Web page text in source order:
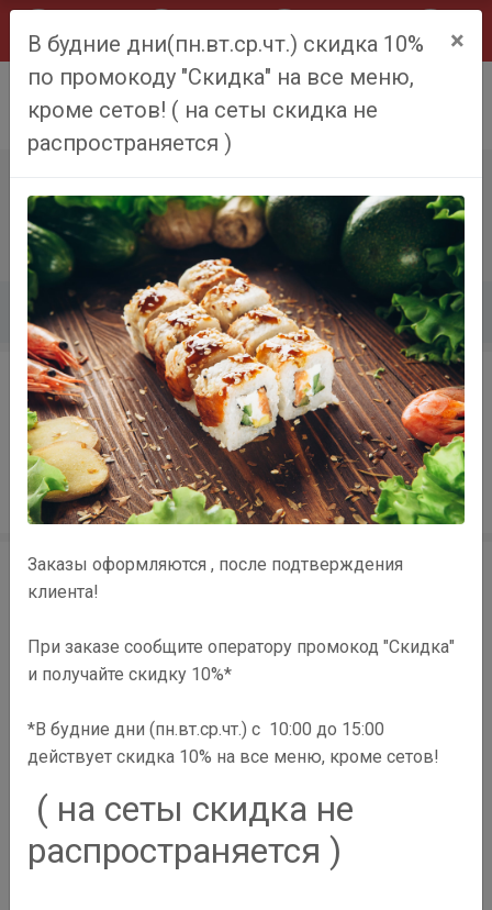
КОРЗИНА
Главная Корзина
Ваша корзина пока пуста.
Вернуться в магазин
Ресторан доставки готовых блюд японской кухни
8 (908) 071-71-00
В будние дни(пн.вт.ср.чт.) скидка 10%
по промокоду "Скидка" на все меню,
кроме сетов! ( на сеты скидка не
распространяется )
×
Заказы оформляются , после подтверждения
клиента!
При заказе сообщите оператору промокод "Скидка"
и получайте скидку 10%*
*В будние дни (пн.вт.ср.чт.) с 10:00 до 15:00
действует скидка 10% на все меню, кроме сетов!
( на сеты скидка не
распространяется )